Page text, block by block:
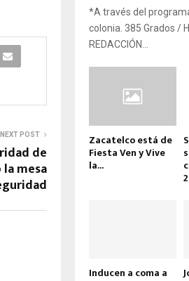
NEXT POST
de
mesa
*A través del
colonia. 385 Grados /
REDACCIÓN...
Zacatelco está de
Fiesta Ven y Vive
la...
Inducen a coma a